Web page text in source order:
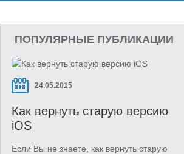
ПОПУЛЯРНЫЕ ПУБЛИКАЦИИ
24.05.2015
Как вернуть старую версию
iOS
Если Вы не знаете, как вернуть старую